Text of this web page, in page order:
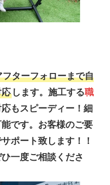
ターフォローまで自
します。施工する職
もスピーディー！細
です。お客様のご要
ポート致します！！
一度ご相談くださ